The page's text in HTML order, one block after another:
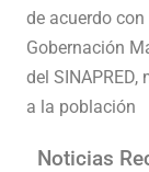
de acuerdo
Gobernación
del
a la población
Noticias